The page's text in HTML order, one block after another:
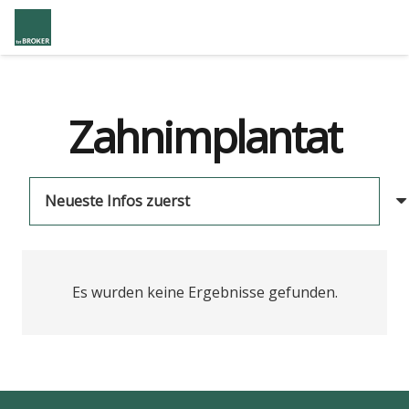
Zahnimplantat
Es wurden keine Ergebnisse gefunden.